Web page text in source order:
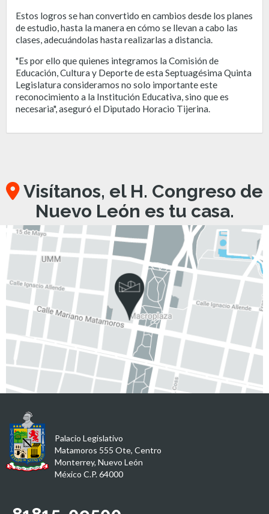
Estos logros se han convertido en cambios desde los planes
de estudio, hasta la manera en cómo se llevan a cabo las
clases, adecuándolas hasta realizarlas a distancia.
"Es por ello que quienes integramos la Comisión de
Educación, Cultura y Deporte de esta Septuagésima Quinta
Legislatura consideramos no solo importante este
reconocimiento a la Institución Educativa, sino que es
necesaria", aseguró el Diputado Horacio Tijerina.
Visítanos, el H. Congreso de
Nuevo León es tu casa.
Palacio Legislativo
Matamoros 555 Ote, Centro
Monterrey, Nuevo León
México C.P. 64000